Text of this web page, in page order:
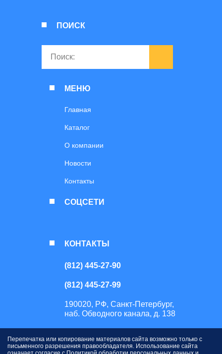
ПОИСК
МЕНЮ
Главная
Каталог
О компании
Новости
Контакты
СОЦСЕТИ
КОНТАКТЫ
(812) 445-27-90
(812) 445-27-99
190020, РФ, Санкт-Петербург,
наб. Обводного канала, д. 138
Перепечатка или копирование материалов сайта возможно только с
письменного разрешения правообладателя. Использование сайта